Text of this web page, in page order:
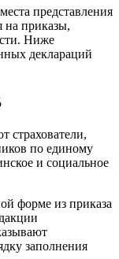
представления
на приказы,
Ниже
деклараций
страхователи,
по единому
и социальное
форме из приказа
заполнения